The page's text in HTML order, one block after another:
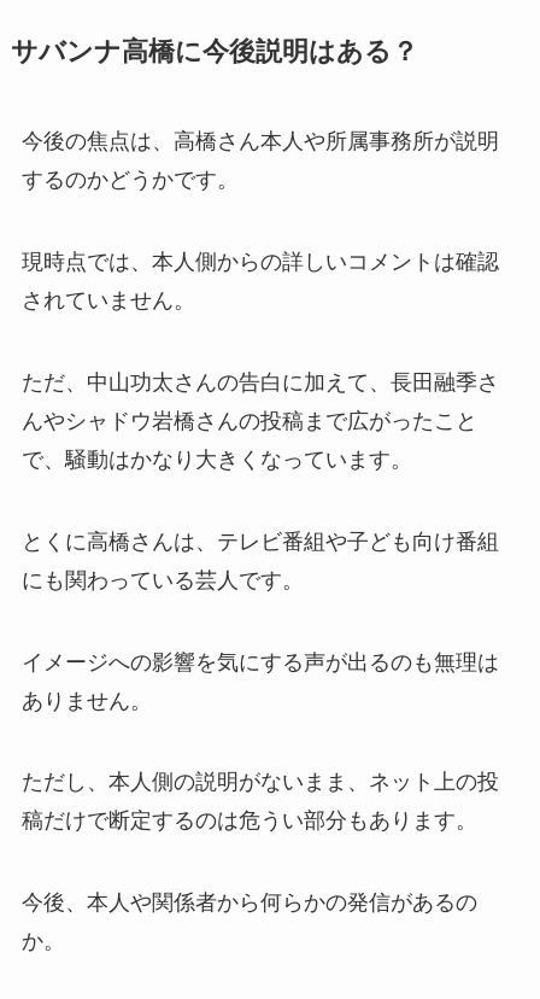
サバンナ高橋に今後説明はある？
今後の焦点は、高橋さん本人や所属事務所が説明
するのかどうかです。
現時点では、本人側からの詳しいコメントは確認
されていません。
ただ、中山功太さんの告白に加えて、長田融季さ
んやシャドウ岩橋さんの投稿まで広がったこと
で、騒動はかなり大きくなっています。
とくに高橋さんは、テレビ番組や子ども向け番組
にも関わっている芸人です。
イメージへの影響を気にする声が出るのも無理は
ありません。
ただし、本人側の説明がないまま、ネット上の投
稿だけで断定するのは危うい部分もあります。
今後、本人や関係者から何らかの発信があるの
か。